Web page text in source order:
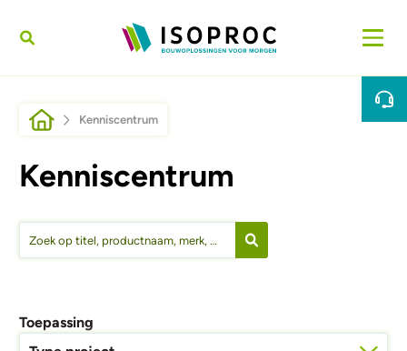
Kruimelpad
Kenniscentrum
Kenniscentrum
Toepassing